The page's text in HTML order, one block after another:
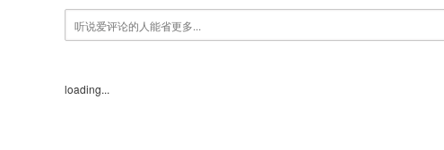
loading...